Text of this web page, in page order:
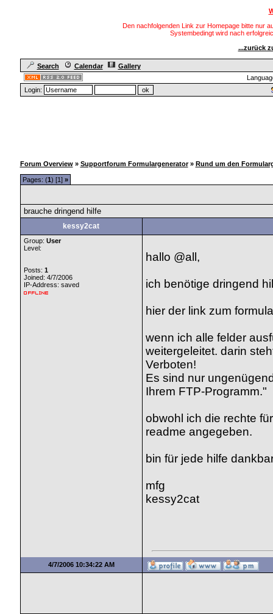
Den nachfolgenden Link zur Homepage bitte nur
Systembedingt wird nach
...zurück
Search Calendar
Gallery
Login:
Forum Overview » Supportforum Formulargenerator » Rund um den
Pages: (1) [1] »
brauche dringend hilfe
kessy2cat
Group: User
Level:
Posts: 1
Joined: 4/7/2006
IP-Address: saved
hallo @all,
ich benötige dringend
hier der link zum
wenn ich alle felder
weitergeleitet. darin
Verboten!
Es sind nur
Ihrem FTP-Programm."
obwohl ich die rechte
readme angegeben.
bin für jede hilfe
mfg
kessy2cat
4/7/2006 10:34:22 AM